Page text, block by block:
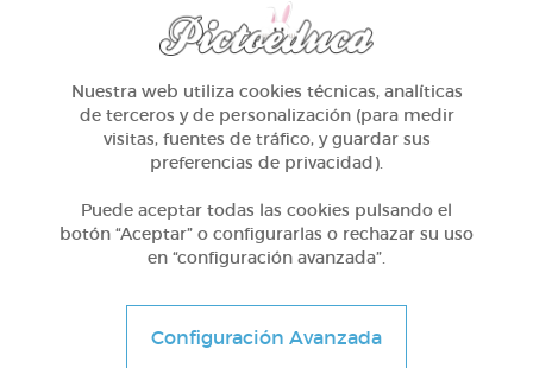
1º Primaria (6-7 años)
Conociendo nuestro cuerpo
Nuestra web utiliza cookies técnicas, analíticas
de terceros y de personalización (para medir
visitas, fuentes de tráfico, y guardar sus
preferencias de privacidad).
Puede aceptar todas las cookies pulsando el
botón “Aceptar” o configurarlas o rechazar su uso
en “configuración avanzada”.
Configuración Avanzada